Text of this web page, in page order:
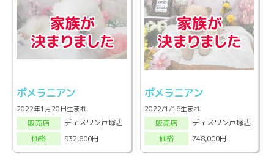
ポメラニアン
2022年1月20日生まれ
販売店
ディスワン戸塚店
価格
932,800円
ポメラニアン
2022/1/16生まれ
販売店
ディスワン戸塚店
価格
748,000円